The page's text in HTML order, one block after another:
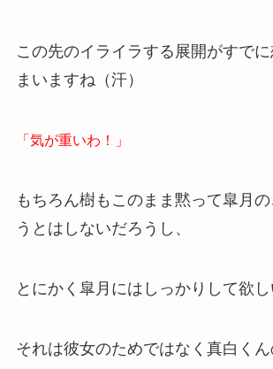
この先のイライラする展開がすで
まいますね（汗）
「気が重いわ！」
もちろん樹もこのまま黙って皐月
うとはしないだろうし、
とにかく皐月にはしっかりして欲し
それは彼女のためではなく真白くん